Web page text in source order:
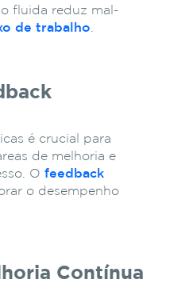
fluida reduz mal-
de trabalho
é crucial para
de melhoria e
O feedback
o desempenho
Contínua